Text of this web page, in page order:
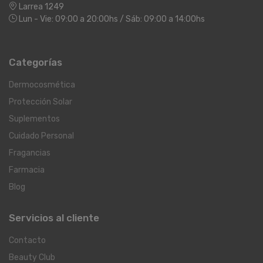
Larrea 1249
Lun - Vie: 09:00 a 20:00hs / Sáb: 09:00 a 14:00hs
Categorías
Dermocosmética
Protección Solar
Suplementos
Cuidado Personal
Fragancias
Farmacia
Blog
Servicios al cliente
Contacto
Beauty Club